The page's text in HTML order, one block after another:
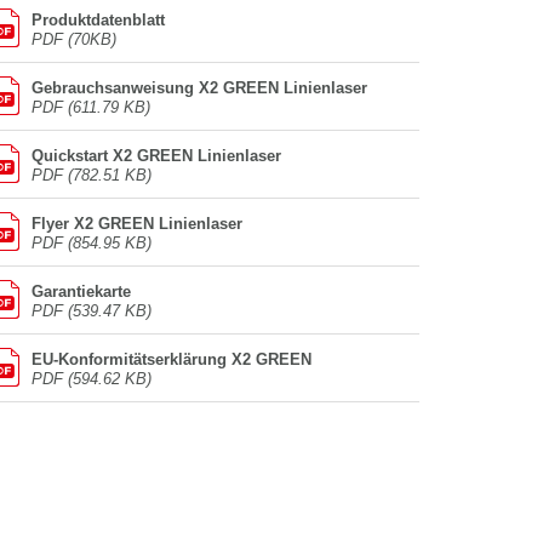
Produktdatenblatt
PDF (70KB)
Gebrauchsanweisung X2 GREEN Linienlaser
PDF (611.79 KB)
Quickstart X2 GREEN Linienlaser
PDF (782.51 KB)
Flyer X2 GREEN Linienlaser
PDF (854.95 KB)
Garantiekarte
PDF (539.47 KB)
EU-Konformitätserklärung X2 GREEN
PDF (594.62 KB)